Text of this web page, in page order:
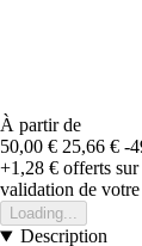
À partir de
50,00 € 25,66 € -
+1,28 € offerts
validation de
Loading...
Description